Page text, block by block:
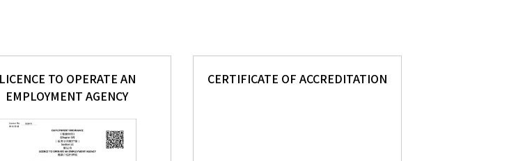
LICENCE TO OPERATE AN
EMPLOYMENT AGENCY
CERTIFICATE OF ACCREDITATION